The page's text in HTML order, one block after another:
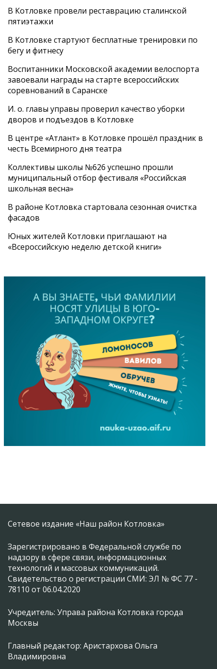
В Котловке провели реставрацию сталинской
пятиэтажки
В Котловке стартуют бесплатные тренировки по
бегу и фитнесу
Воспитанники Московской академии велоспорта
завоевали награды на старте всероссийских
соревнований в Саранске
И. о. главы управы проверил качество уборки
дворов и подъездов в Котловке
В центре «Атлант» в Котловке прошёл праздник в
честь Всемирного дня театра
Коллективы школы №626 успешно прошли
муниципальный отбор фестиваля «Российская
школьная весна»
В районе Котловка стартовала сезонная очистка
фасадов
Юных жителей Котловки приглашают на
«Всероссийскую неделю детской книги»
Сетевое издание «Наш район Котловка»
Зарегистрировано в Федеральной службе по
надзору в сфере связи, информационных
технологий и массовых коммуникаций.
Свидетельство о регистрации СМИ: ЭЛ № ФС 77 -
78110 от 06.04.2020
Учредитель: Управа района Котловка города
Москвы
Главный редактор: Аристархова Ольга
Владимировна